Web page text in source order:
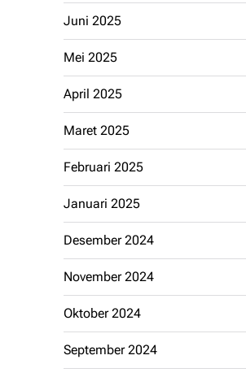
Juni 2025
Mei 2025
April 2025
Maret 2025
Februari 2025
Januari 2025
Desember 2024
November 2024
Oktober 2024
September 2024